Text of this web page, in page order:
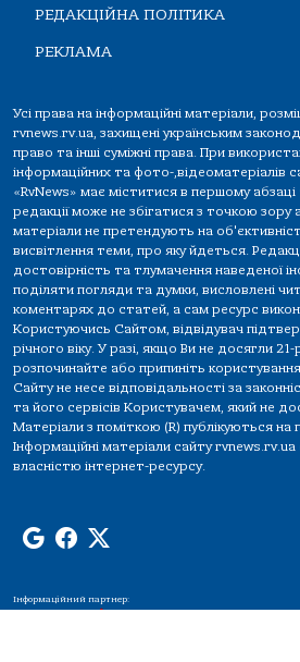
РЕДАКЦІЙНА ПОЛІТИКА
РЕКЛАМА
Усі права на інформаційні матеріали,
rvnews.rv.ua, захищені українським
право та інші суміжні права. При
інформаційних та фото-,відеоматеріалів
«RvNews» має міститися в першому абзаці
редакції може не збігатися з точкою зору
матеріали не претендують на
висвітлення теми, про яку йдеться.
достовірність та тлумачення наведеної
поділяти погляди та думки, висловлені
коментарях до статей, а сам ресурс
Користуючись Сайтом, відвідувач
річного віку. У разі, якщо Ви не досягли 21-
розпочинайте або припиніть
Сайту не несе відповідальності за
та його сервісів Користувачем, який не
Матеріали з поміткою (R) публікуються на
Інформаційні матеріали сайту
власністю інтернет-ресурсу.
Інформаційний партнер: